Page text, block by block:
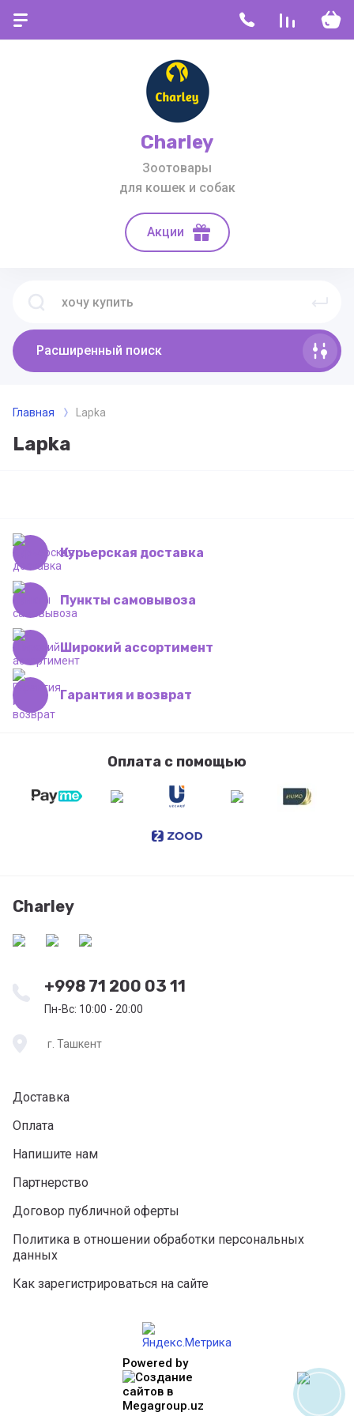
Charley
Зоотовары
для кошек и собак
Акции
Расширенный поиск
Главная Lapka
Lapka
Курьерская доставка
Пункты самовывоза
Широкий ассортимент
Гарантия и возврат
Оплата с помощью
Charley
+998 71 200 03 11
Пн-Вс: 10:00 - 20:00
г. Ташкент
Доставка
Оплата
Напишите нам
Партнерство
Договор публичной оферты
Политика в отношении обработки персональных
данных
Как зарегистрироваться на сайте
Powered by